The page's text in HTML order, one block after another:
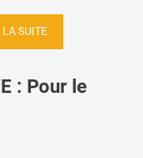
LA SUITE
: Pour le